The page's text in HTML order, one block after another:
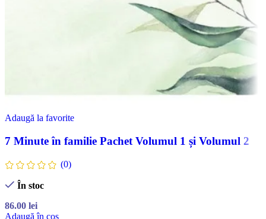
Adaugă la favorite
7 Minute în familie Pachet Volumul 1 și Volumul 2
(0)
În stoc
86.00 lei
Adaugă în coș